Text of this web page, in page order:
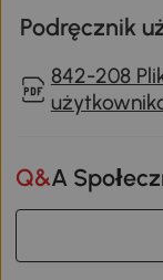
Podręcznik
842-208
Q&A